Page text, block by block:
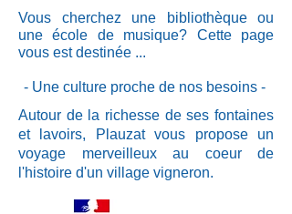
Vous cherchez une bibliothèque ou
une école de musique? Cette page
vous est destinée ...
- Une culture proche de nos besoins -
Autour de la richesse de ses fontaines
et lavoirs,
Plauzat vous propose un
voyage merveilleux au coeur de
l'histoire d'un village vigneron.